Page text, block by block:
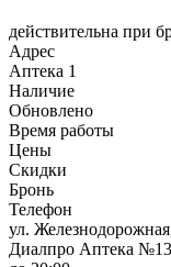
действительна при
Адрес
Аптека 1
Наличие
Обновлено
Время работы
Цены
Скидки
Бронь
Телефон
ул.
Диалпро Аптека №13